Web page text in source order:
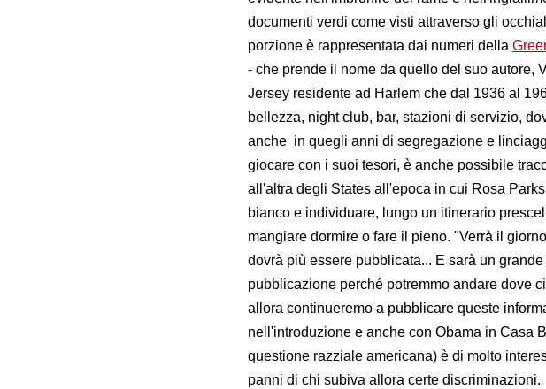
documenti verdi come visti attraverso gli
porzione è rappresentata dai numeri della
- che prende il nome da quello del suo autore,
Jersey residente ad Harlem che dal 1936 al
bellezza, night club, bar, stazioni di servizio,
anche in quegli anni di segregazione e
giocare con i suoi tesori, è anche possibile
all'altra degli States all'epoca in cui Rosa
bianco e individuare, lungo un itinerario
mangiare dormire o fare il pieno. "Verrà il
dovrà più essere pubblicata... E sarà un
pubblicazione perché potremmo andare dove
allora continueremo a pubblicare queste
nell'introduzione e anche con Obama in Casa
questione razziale americana) è di molto
panni di chi subiva allora certe discriminazioni.